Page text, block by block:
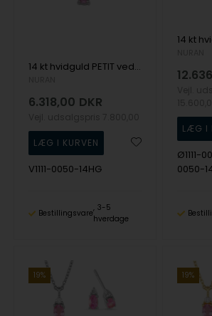
14 kt hvidguld PETIT vedhæng med pink safir og diamant Wesselton SI
6.318,00 DKR
V1111-0050-14HG
Bestillingsvare
3-5
hverdage
Ø1111-
0050-
19% 19%